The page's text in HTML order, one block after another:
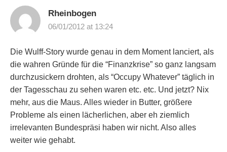
Rheinbogen
06/01/2012 at 13:24
Die Wulff-Story wurde genau in dem Moment lanciert, als
die wahren Gründe für die “Finanzkrise” so ganz langsam
durchzusickern drohten, als “Occupy Whatever” täglich in
der Tagesschau zu sehen waren etc. etc. Und jetzt? Nix
mehr, aus die Maus. Alles wieder in Butter, größere
Probleme als einen lächerlichen, aber eh ziemlich
irrelevanten Bundespräsi haben wir nicht. Also alles
weiter wie gehabt.